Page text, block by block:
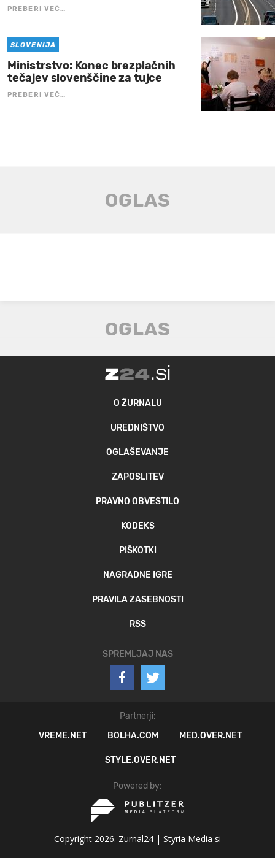
PREBERI VEČ…
SLOVENIJA
Ministrstvo: Konec brezplačnih
tečajev slovenščine za tujce
PREBERI VEČ…
O ŽURNALU
UREDNIŠTVO
OGLAŠEVANJE
ZAPOSLITEV
PRAVNO OBVESTILO
KODEKS
PIŠKOTKI
NAGRADNE IGRE
PRAVILA ZASEBNOSTI
RSS
SPREMLJAJ NAS
Partnerji:
VREME.NET
BOLHA.COM MED.OVER.NET
STYLE.OVER.NET
Powered by:
Copyright 2026. Zurnal24 | Styria Media si